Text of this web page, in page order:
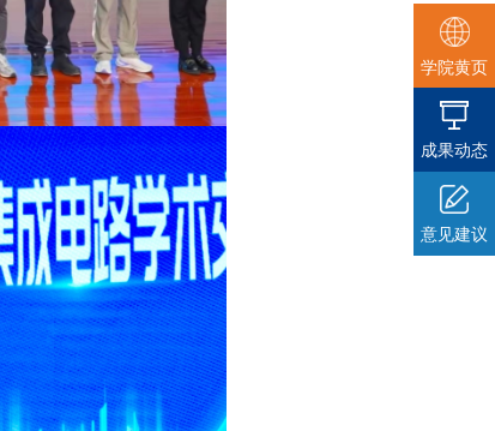
学院黄页
成果动态
意见建议